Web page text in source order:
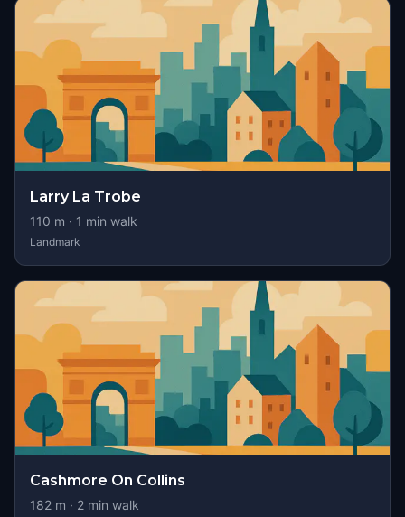
Larry La Trobe
110 m · 1 min walk
Landmark
Cashmore On Collins
182 m · 2 min walk